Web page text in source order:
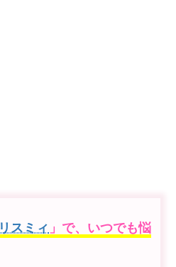
リスミィ 」で、いつでも悩